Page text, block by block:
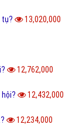
tụ? 13,020,000
12,762,000
12,432,000
12,234,000